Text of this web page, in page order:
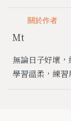
關於作者
Mt
無論日子好壞
學習溫柔，練習